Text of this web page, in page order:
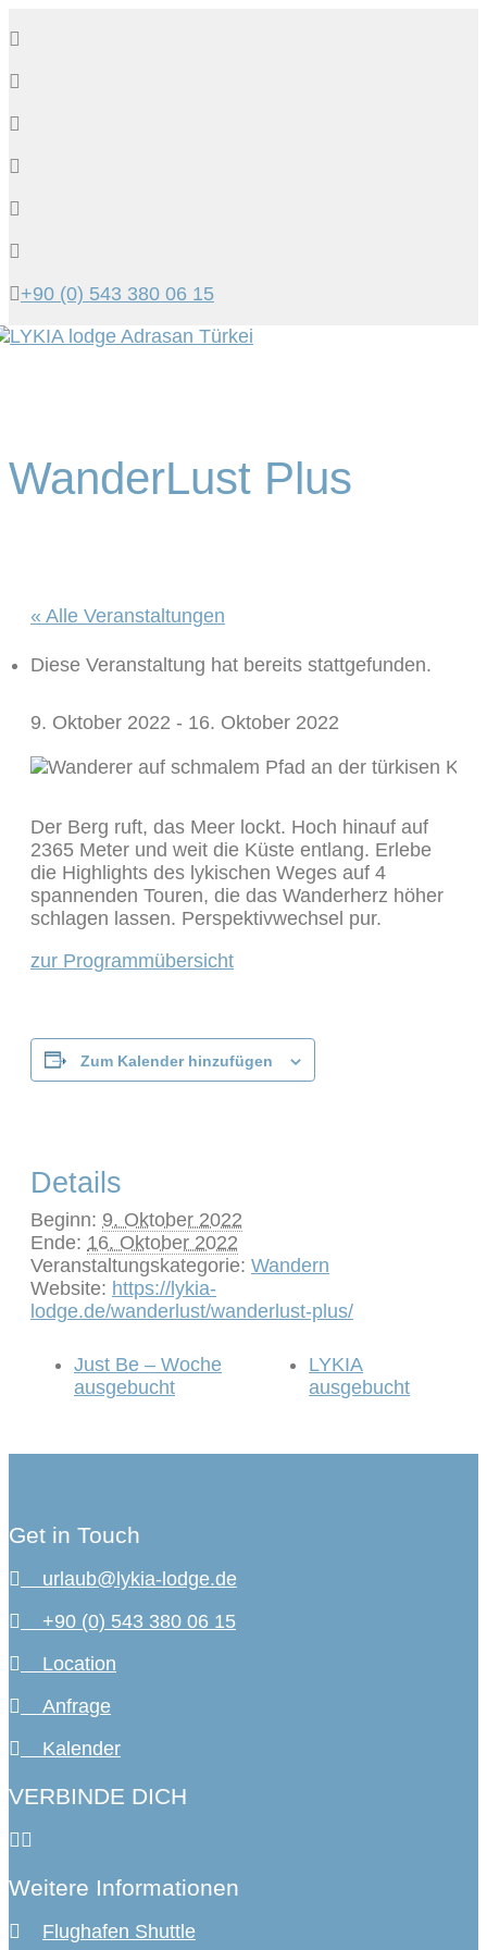
+90 (0) 543 380 06 15
WanderLust Plus
« Alle Veranstaltungen
Diese Veranstaltung hat bereits stattgefunden.
9. Oktober 2022 - 16. Oktober 2022
Der Berg ruft, das Meer lockt. Hoch hinauf auf
2365 Meter und weit die Küste entlang. Erlebe
die Highlights des lykischen Weges auf 4
spannenden Touren, die das Wanderherz höher
schlagen lassen. Perspektivwechsel pur.
zur Programmübersicht
Zum Kalender hinzufügen
Details
Beginn: 9. Oktober 2022
Ende: 16. Oktober 2022
Veranstaltungskategorie: Wandern
Website: https://lykia-
lodge.de/wanderlust/wanderlust-plus/
Just Be – Woche
ausgebucht
LYKIA
ausgebucht
Get in Touch
urlaub@lykia-lodge.de
+90 (0) 543 380 06 15
Location
Anfrage
Kalender
VERBINDE DICH
Weitere Informationen
Flughafen Shuttle